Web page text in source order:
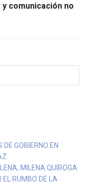
comunicación no
GOBIERNO EN
MILENA QUIROGA
EL RUMBO DE LA